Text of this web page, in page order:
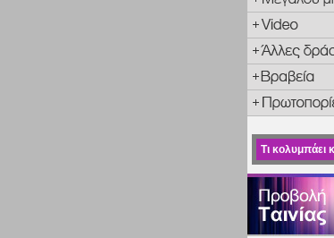
Τι κολυμπάει